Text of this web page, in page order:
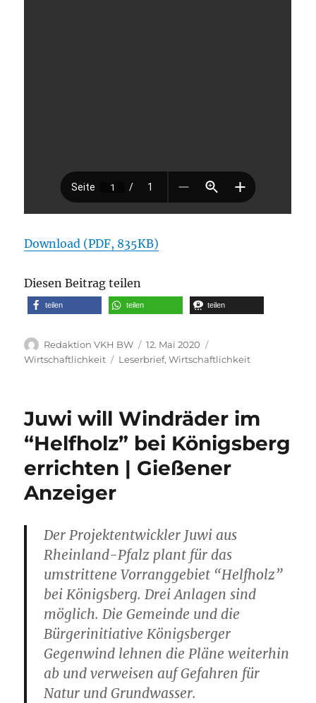
Download (PDF, 835KB)
Diesen Beitrag teilen
teilen teilen teilen
Autor
Redaktion VKH BW
Veröffentlicht
am
12. Mai 2020
Wirtschaftlichkeit
Schlagwörter
Leserbrief,Wirtschaftlichkeit
Juwi will Windräder im
“Helfholz” bei Königsberg
errichten | Gießener
Anzeiger
Der Projektentwickler Juwi aus
Rheinland-Pfalz plant für das
umstrittene Vorranggebiet “Helfholz”
bei Königsberg. Drei Anlagen sind
möglich. Die Gemeinde und die
Bürgerinitiative Königsberger
Gegenwind lehnen die Pläne weiterhin
ab und verweisen auf Gefahren für
Natur und Grundwasser.